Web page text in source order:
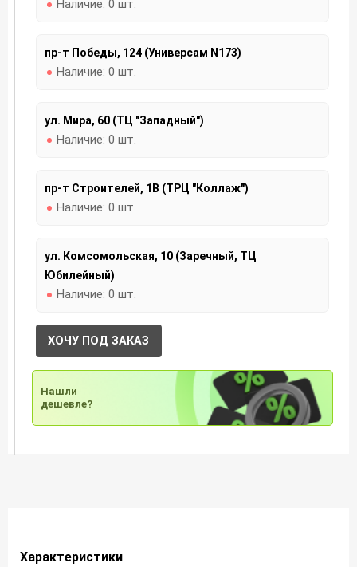
Наличие: 0 шт.
пр-т Победы, 124 (Универсам N173)
Наличие: 0 шт.
ул. Мира, 60 (ТЦ "Западный")
Наличие: 0 шт.
пр-т Строителей, 1В (ТРЦ "Коллаж")
Наличие: 0 шт.
ул. Комсомольская, 10 (Заречный, ТЦ
Юбилейный)
Наличие: 0 шт.
ХОЧУ ПОД ЗАКАЗ
Нашли
дешевле?
Характеристики